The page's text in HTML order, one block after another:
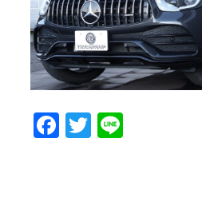
Facebook
Twitter